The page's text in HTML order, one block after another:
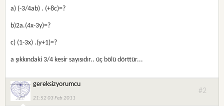
a) (-3/4ab) . (+8c)=?
b)2a.(4x-3y)=?
c) (1-3x) .(y+1)=?
a şıkkındaki 3/4 kesir sayısıdır.. üç bölü dörttür...
gereksizyorumcu
21:52 03 Feb 2011
#2